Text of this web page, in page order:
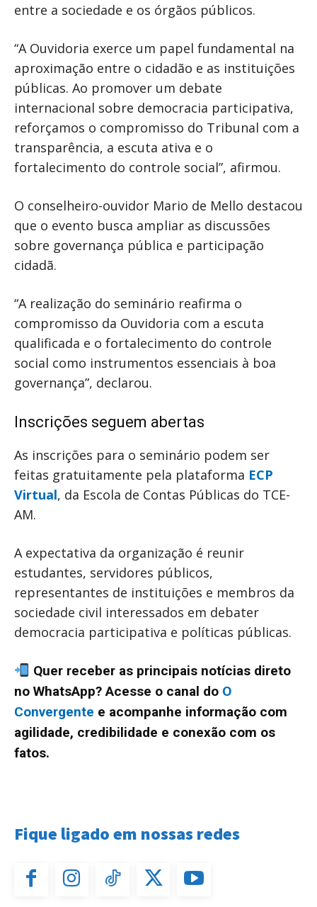
entre a sociedade e os órgãos públicos.
“A Ouvidoria exerce um papel fundamental na
aproximação entre o cidadão e as instituições
públicas. Ao promover um debate
internacional sobre democracia participativa,
reforçamos o compromisso do Tribunal com a
transparência, a escuta ativa e o
fortalecimento do controle social”, afirmou.
O conselheiro-ouvidor Mario de Mello destacou
que o evento busca ampliar as discussões
sobre governança pública e participação
cidadã.
“A realização do seminário reafirma o
compromisso da Ouvidoria com a escuta
qualificada e o fortalecimento do controle
social como instrumentos essenciais à boa
governança”, declarou.
Inscrições seguem abertas
As inscrições para o seminário podem ser
feitas gratuitamente pela plataforma ECP
Virtual, da Escola de Contas Públicas do TCE-
AM.
A expectativa da organização é reunir
estudantes, servidores públicos,
representantes de instituições e membros da
sociedade civil interessados em debater
democracia participativa e políticas públicas.
Quer receber as principais notícias direto
no WhatsApp? Acesse o canal do O
Convergente e acompanhe informação com
agilidade, credibilidade e conexão com os
fatos.
Fique ligado em nossas redes